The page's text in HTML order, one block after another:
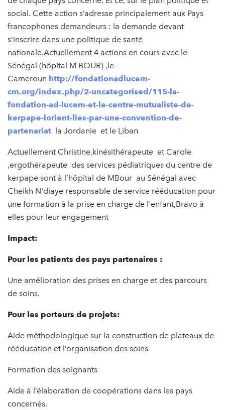
social. Cette action s’adresse principalement aux Pays
francophones demandeurs : la demande devant
s’inscrire dans une politique de santé
nationale.Actuellement 4 actions en cours avec le
Sénégal (hôpital M BOUR) ,le
Cameroun http://fondationadlucem-
cm.org/index.php/2-uncategorised/115-la-
fondation-ad-lucem-et-le-centre-mutualiste-de-
kerpape-lorient-lies-par-une-convention-de-
partenariat la Jordanie et le Liban
Actuellement Christine,kinésithérapeute et Carole
,ergothérapeute des services pédiatriques du centre de
kerpape sont à l’hôpital de MBour au Sénégal avec
Cheikh N'diaye responsable de service rééducation pour
une formation à la prise en charge de l'enfant,Bravo à
elles pour leur engagement
Impact:
Pour les patients des pays partenaires :
Une amélioration des prises en charge et des parcours
de soins.
Pour les porteurs de projets:
Aide méthodologique sur la construction de plateaux de
rééducation et l’organisation des soins
Formation des soignants
Aide à l’élaboration de coopérations dans les pays
concernés.